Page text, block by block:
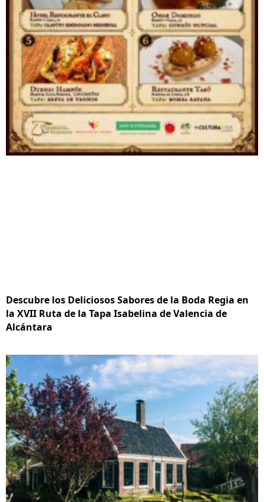
Descubre los Deliciosos Sabores de la Boda Regia en
la XVII Ruta de la Tapa Isabelina de Valencia de
Alcántara